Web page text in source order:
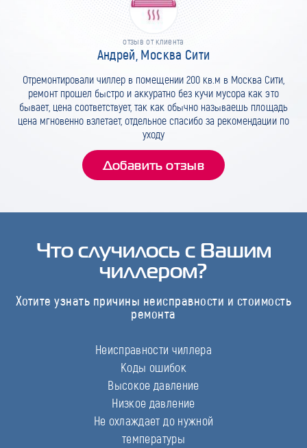
отзыв от клиента
Андрей, Москва Сити
Отремонтировали чиллер в помещении 200 кв.м в Москва Сити,
ремонт прошел быстро и аккуратно без кучи мусора как это
бывает, цена соответствует, так как обычно называешь площадь
цена мгновенно взлетает, отдельное спасибо за рекомендации по
уходу
Добавить отзыв
Что случилось с Вашим
чиллером?
Хотите узнать причины неисправности и стоимость
ремонта
Неисправности чиллера
Коды ошибок
Высокое давление
Низкое давление
Не охлаждает до нужной
температуры